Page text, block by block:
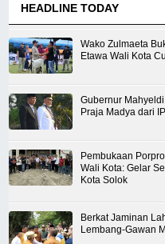
HEADLINE TODAY
Wako Zulmaeta
Etawa Wali Kota
Gubernur
Praja Madya dari
Pembukaan
Wali Kota: Gelar
Kota Solok
Berkat Jaminan
Lembang-Gawan